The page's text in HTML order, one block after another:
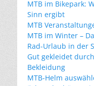
MTB im Bikepark:
Sinn ergibt
MTB
MTB im Winter –
Rad-Urlaub in der
Gut gekleidet
Bekleidung
MTB-Helm